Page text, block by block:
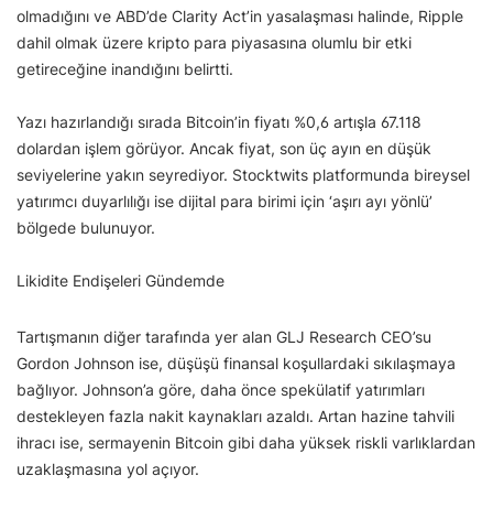
olmadığını ve ABD’de Clarity Act’in yasalaşması halinde, Ripple
dahil olmak üzere kripto para piyasasına olumlu bir etki
getireceğine inandığını belirtti.
Yazı hazırlandığı sırada Bitcoin’in fiyatı %0,6 artışla 67.118
dolardan işlem görüyor. Ancak fiyat, son üç ayın en düşük
seviyelerine yakın seyrediyor. Stocktwits platformunda bireysel
yatırımcı duyarlılığı ise dijital para birimi için ‘aşırı ayı yönlü’
bölgede bulunuyor.
Likidite Endişeleri Gündemde
Tartışmanın diğer tarafında yer alan GLJ Research CEO’su
Gordon Johnson ise, düşüşü finansal koşullardaki sıkılaşmaya
bağlıyor. Johnson’a göre, daha önce spekülatif yatırımları
destekleyen fazla nakit kaynakları azaldı. Artan hazine tahvili
ihracı ise, sermayenin Bitcoin gibi daha yüksek riskli varlıklardan
uzaklaşmasına yol açıyor.